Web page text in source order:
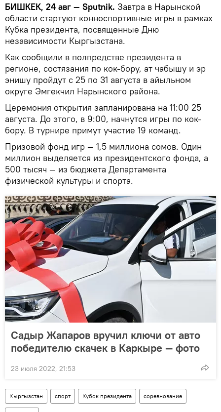
БИШКЕК, 24 авг — Sputnik. Завтра в Нарынской
области стартуют конноспортивные игры в рамках
Кубка президента, посвященные Дню
независимости Кыргызстана.
Как сообщили в полпредстве президента в
регионе, состязания по кок-бору, ат чабышу и эр
энишу пройдут с 25 по 31 августа в айыльном
округе Эмгекчил Нарынского района.
Церемония открытия запланирована на 11:00 25
августа. До этого, в 9:00, начнутся игры по кок-
бору. В турнире примут участие 19 команд.
Призовой фонд игр — 1,5 миллиона сомов. Один
миллион выделяется из президентского фонда, а
500 тысяч — из бюджета Департамента
физической культуры и спорта.
Садыр Жапаров вручил ключи от авто
победителю скачек в Каркыре — фото
23 июля 2022, 21:53
Кыргызстан спорт Кубок президента соревнование